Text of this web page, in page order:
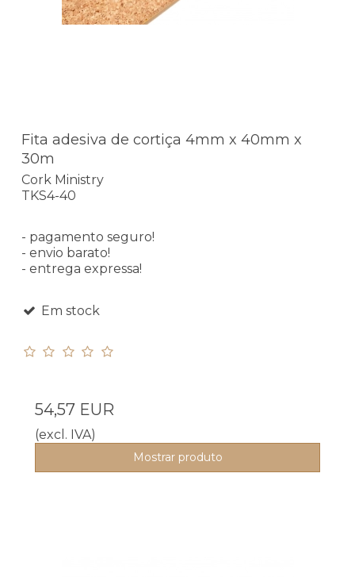
Fita adesiva de cortiça 4mm x 40mm x
30m
Cork Ministry
TKS4-40
- pagamento seguro!
- envio barato!
- entrega expressa!
Em stock
54,57 EUR
(excl. IVA)
Mostrar produto